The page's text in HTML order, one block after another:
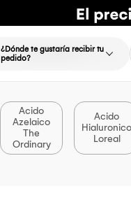
¿Dónde te gustaría recibir tu
pedido?
Acido
Azelaico
The
Ordinary
Acido
Hialuronico
Loreal